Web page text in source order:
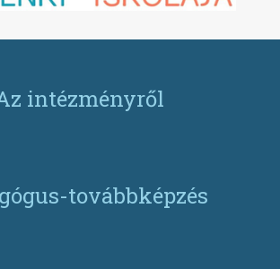
intézményről
továbbképzés